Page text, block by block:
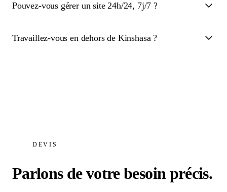
Pouvez-vous gérer un site 24h/24, 7j/7 ?
Travaillez-vous en dehors de Kinshasa ?
DEVIS
Parlons de votre besoin précis.